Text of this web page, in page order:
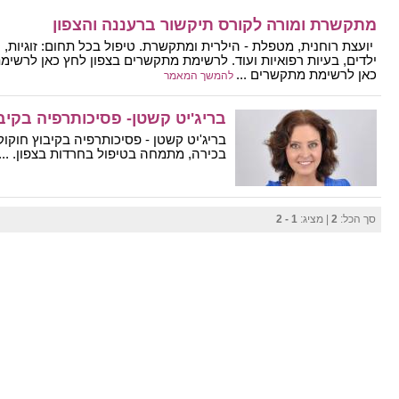
מתקשרת ומורה לקורס תיקשור ברעננה והצפון
יועצת רוחנית, מטפלת - הילרית ומתקשרת. טיפול בכל תחום:
ילדים, בעיות רפואיות ועוד. לרשימת מתקשרים בצפון לחץ כאן
כאן לרשימת מתקשרים ... להמשך המאמר
בריג'יט קשטן- פסיכותרפיה
בריג'יט קשטן - פסיכותרפיה בקיבוץ
בכירה, מתמחה בטיפול בחרדות בצפון.
סך הכל: 2 | מציג: 1 - 2